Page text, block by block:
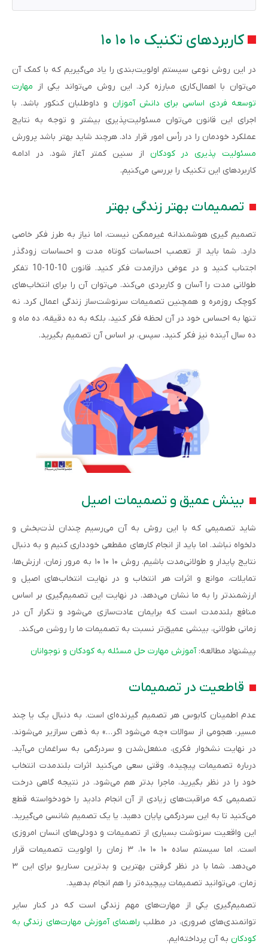
کاربردهای تکنیک ۱۰ ۱۰ ۱۰
در این روش نوعی سیستم اولویت‌بندی را یاد می‌گیریم که با کمک آن
می‌توان با اهمال‌کاری مبارزه کرد. این روش می‌تواند یکی از مهارت
توسعه فردی اساسی برای دانش آموزان و داوطلبان کنکور باشد. با
اجرای این قانون می‌توان مسئولیت‌پذیری بیشتر و توجه به نتایج
عملکرد خودمان را در رأس امور قرار داد. هرچند شاید بهتر باشد پرورش
مسئولیت پذیری در کودکان از سنین کمتر آغاز شود. در ادامه
کاربردهای این تکنیک را بررسی می‌کنیم.
تصمیمات بهتر زندگی بهتر
تصمیم گیری هوشمندانه غیرممکن نیست، اما نیاز به طرز فکر خاصی
دارد. شما باید از تعصب احساسات کوتاه مدت و احساسات زودگذر
اجتناب کنید و در عوض درازمدت فکر کنید. قانون 10-10-10 تفکر
طولانی مدت را آسان و کاربردی می‌کند. می‌توان آن را برای انتخاب‌های
کوچک روزمره و همچنین تصمیمات سرنوشت‌ساز زندگی اعمال کرد. نه
تنها به احساس خود در آن لحظه فکر کنید، بلکه به ده دقیقه، ده ماه و
ده سال آینده نیز فکر کنید. سپس، بر اساس آن تصمیم بگیرید.
بینش عمیق و تصمیمات اصیل
شاید تصمیمی که با این روش به آن می‌رسیم چندان لذت‌بخش و
دلخواه نباشد. اما باید از انجام کارهای مقطعی خودداری کنیم و به دنبال
نتایج پایدار و طولانی‌مدت باشیم. روش ۱۰ ۱۰ ۱۰ به مرور زمان، ارزش‌ها،
تمایلات، موانع و اثرات هر انتخاب و در نهایت انتخاب‌های اصیل و
ارزشمندتر را به ما نشان می‌دهد. در نهایت این تصمیم‌گیری بر اساس
منافع بلندمدت است که برایمان عادت‌سازی می‌شود و تکرار آن در
زمانی طولانی، بینشی عمیق‌تر نسبت به تصمیمات ما را روشن می‌کند.
پیشنهاد مطالعه:آموزش مهارت حل مسئله به کودکان و نوجوانان
قاطعیت در تصمیمات
عدم اطمینان کابوس هر تصمیم گیرنده‌ای است. به دنبال یک یا چند
مسیر، هجومی از سوالات «چه می‌شود اگر…» به ذهن سرازیر می‌شوند.
در نهایت نشخوار فکری، منفعل‌شدن و سردرگمی به سراغمان می‌آید.
درباره تصمیمات پیچیده، وقتی سعی می‌کنید اثرات بلندمدت انتخاب
خود را در نظر بگیرید، ماجرا بدتر هم می‌شود. در نتیجه گاهی درخت
تصمیمی که مراقبت‌های زیادی از آن انجام دادید را خودخواسته قطع
می‌کنید تا به این سردرگمی پایان دهید. یا یک تصمیم شانسی می‌گیرید.
این واقعیت سرنوشت بسیاری از تصمیمات و دودلی‌های انسان امروزی
است. اما سیستم ساده ۱۰ ۱۰ ۱۰، ۳ زمان را اولویت تصمیمات قرار
می‌دهد. شما با در نظر گرفتن بهترین و بدترین سناریو برای این ۳
زمان، می‌توانید تصمیمات پیچیده‌تر را هم انجام بدهید.
تصمیم‌گیری یکی از مهارت‌های مهم زندگی است که در کنار سایر
توانمندی‌های ضروری، در مطلب راهنمای آموزش مهارت‌های زندگی به
کودکان به آن پرداخته‌ایم.